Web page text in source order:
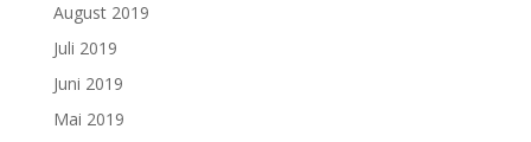
August 2019
Juli 2019
Juni 2019
Mai 2019